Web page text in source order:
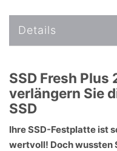
Details
SSD Fresh Plus
verlängern Sie
SSD
Ihre SSD-Festplatte ist
wertvoll! Doch wussten